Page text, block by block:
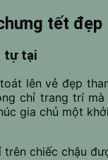
tết đẹp
tự tại
toát lên vẻ đẹp
chỉ trang trí
gia chủ một
chiếc chậu